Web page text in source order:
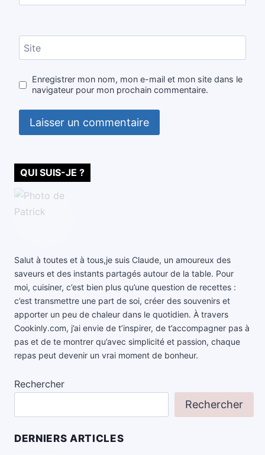
Site
Enregistrer mon nom, mon e-mail et mon site dans le
navigateur pour mon prochain commentaire.
QUI SUIS-JE ?
Salut à toutes et à tous,je suis Claude, un amoureux des
saveurs et des instants partagés autour de la table. Pour
moi, cuisiner, c’est bien plus qu’une question de recettes :
c’est transmettre une part de soi, créer des souvenirs et
apporter un peu de chaleur dans le quotidien. À travers
Cookinly.com, j’ai envie de t’inspirer, de t’accompagner pas à
pas et de te montrer qu’avec simplicité et passion, chaque
repas peut devenir un vrai moment de bonheur.
Rechercher
Rechercher
DERNIERS ARTICLES